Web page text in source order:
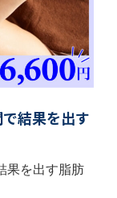
結果を出す
果を出す脂肪